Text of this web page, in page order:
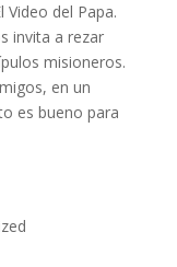
del Papa.
invita a rezar
misioneros.
en un
es bueno para